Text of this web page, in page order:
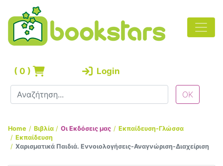
( 0 ) Login
Home Βιβλία Οι Εκδόσεις μας
Εκπαίδευση-Γλώσσα
Εκπαίδευση
Χαρισματικά Παιδιά. Εννοιολογήσεις-Αναγνώριση-Διαχείριση